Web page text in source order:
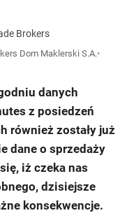
Brokers
Dom Maklerski S.A.•
danych
z posiedzeń
również zostały już
dane o sprzedaży
iż czeka nas
dzisiejsze
konsekwencje.